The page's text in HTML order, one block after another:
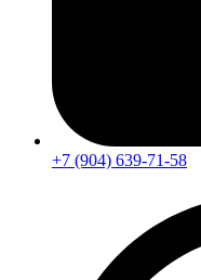
+7 (904) 639-71-58